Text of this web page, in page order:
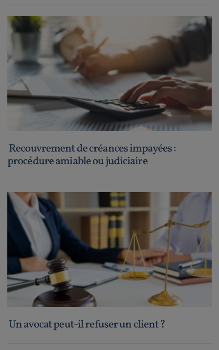
Recouvrement de créances impayées :
procédure amiable ou judiciaire
Un avocat peut-il refuser un client ?